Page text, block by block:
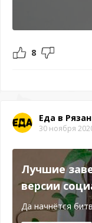
8
Еда в
30 ноября
Лучшие
версии
Да начнётся